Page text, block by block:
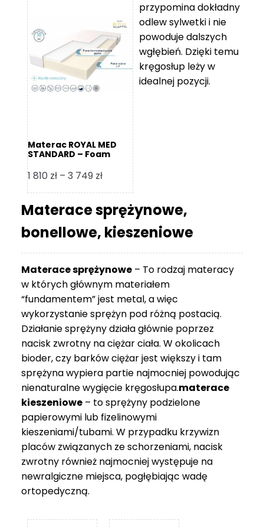
119 zł
do
11
670 zł
Materac ROYAL MED
STANDARD – Foam
1 810 zł – 3 749 złZakres
cen:
od
1
810 zł
749 zł
przypomina dokładny
odlew sylwetki i nie
powoduje dalszych
wgłębień. Dzięki temu
kręgosłup leży w
idealnej pozycji.
Materace sprężynowe,
bonellowe, kieszeniowe
Materace sprężynowe – To rodzaj materacy
w których głównym materiałem
“fundamentem” jest metal, a więc
wykorzystanie sprężyn pod różną postacią.
Działanie sprężyny działa głównie poprzez
nacisk zwrotny na ciężar ciała. W okolicach
bioder, czy barków ciężar jest większy i tam
sprężyna wypiera partie najmocniej powodując
nienaturalne wygięcie kręgosłupa.materace
kieszeniowe – to sprężyny podzielone
papierowymi lub fizelinowymi
kieszeniami/tubami. W przypadku krzywizn
placów związanych ze schorzeniami, nacisk
zwrotny również najmocniej występuje na
newralgiczne miejsca, pogłębiając wadę
ortopedyczną.